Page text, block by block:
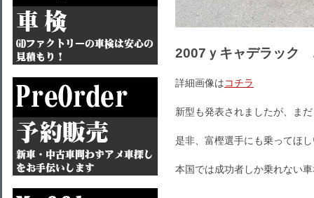
2007ｙキャデラック
詳細画像はコチラ
新型も発表されましたが、ま
是非、富樫選手にも乗ってほ
本国では成功者しか乗れない